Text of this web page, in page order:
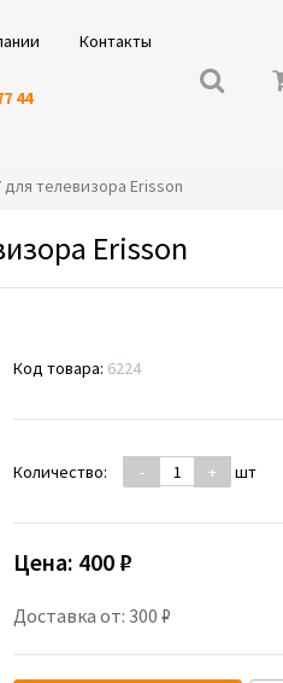
Контакты
44
для телевизора Erisson
Erisson
Код товара: 6224
Количество: - + шт
Цена: 400 ₽
Доставка от: 300 ₽